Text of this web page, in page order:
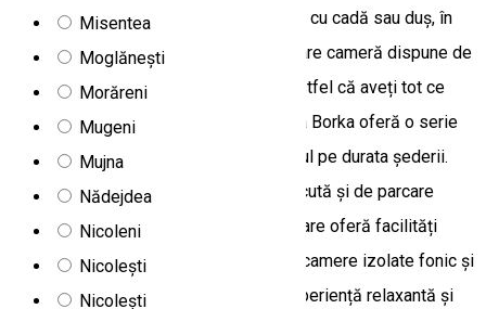
Misentea
Moglănești
Morăreni
Mugeni
Mujna
Nădejdea
Nicoleni
Nicolești
Nicolești
matrimonial sau twin, TV și baie privată, cu cadă sau duș, în
funcție de preferințele oaspeților. Fiecare cameră dispune de
un dulap pentru haine, asigurându-se astfel că aveți tot ce
aveți nevoie pentru un sejur plăcut. Vila Borka oferă o serie
de facilități pentru a vă asigura confortul pe durata șederii.
Oaspeții se pot bucura de o terasă plăcută și de parcare
gratuită. De asemenea, unitatea de cazare oferă facilități
pentru servirea mesei în regie proprie, camere izolate fonic și
produse cosmetice în baie pentru o experiență relaxantă și